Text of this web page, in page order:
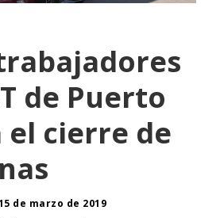
de Puerto
cierre de
de marzo de 2019